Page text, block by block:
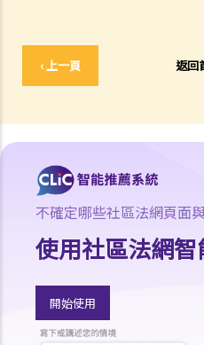
‹ 上一頁 返回
6. 證明書（收費安排）
7. 屬實申述
9. 核對表評檢及案件管理問卷
10. 案件管理會議
11. 審訊前的覆核
就人身傷害提出申索，是否存在時限
就人身傷害提出申索，會取得多少
涉及非致命意外的申索
法律援助
法律援助輔助計劃
不確定哪些社區法網頁面
使用社區法網智
開始使用